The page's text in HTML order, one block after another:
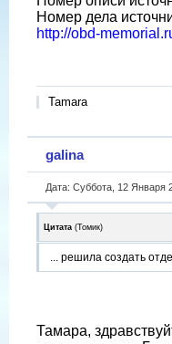
Номер дела
http://obd-
Tamara
galina
Дата: Суббота, 12 Января
Цитата (Томик)
... решила создать
Тамара,